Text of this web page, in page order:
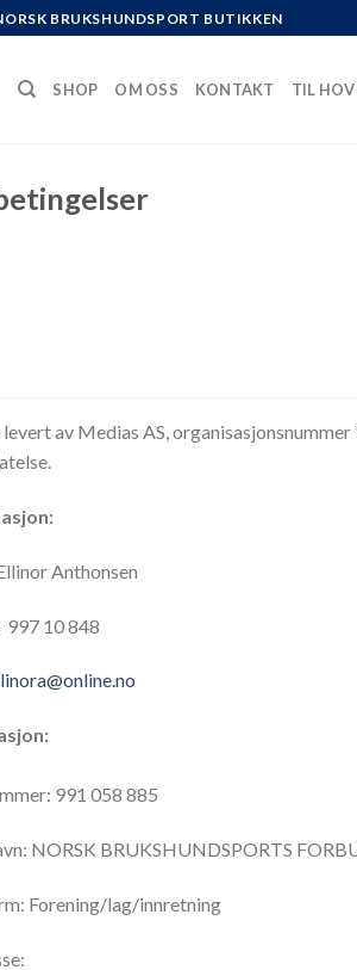
BRUKSHUNDSPORT BUTIKKEN
SHOP OM OSS KONTAKT TIL
av Medias AS,
Anthonsen
997 10 848
991 058 885
NORSK BRUKSHUNDSPORTS
Forening/lag/innretning